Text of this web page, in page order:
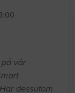
vår
dessutom